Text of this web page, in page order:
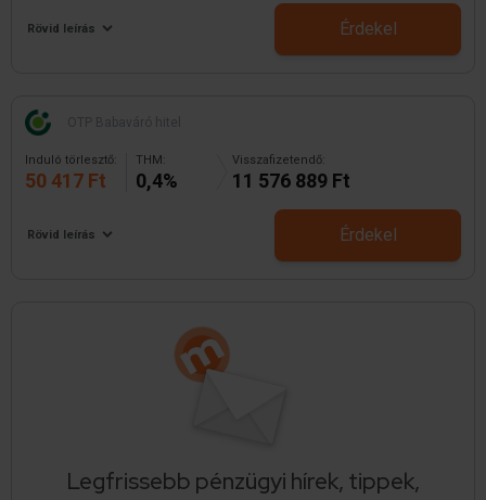
Rövid leírás Érdekel
Induló törlesztő:
50 417 Ft
THM:
0,4%
Visszafizetendő:
11 576 889 Ft
Rövid leírás Érdekel
Legfrissebb pénzügyi hírek, tippek,